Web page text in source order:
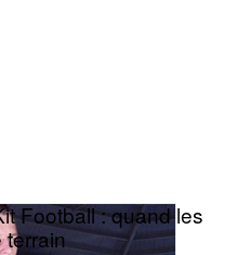
Football : quand les
terrain